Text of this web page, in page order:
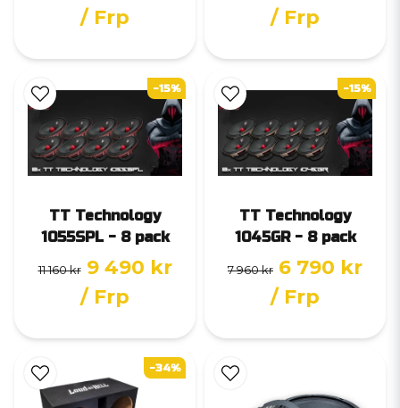
/ Frp
/ Frp
TT Technology
1055SPL - 8 pack
11 160 kr 9 490 kr
/ Frp
-15%
TT Technology
1045GR - 8 pack
7 960 kr 6 790 kr
/ Frp
-15%
-34%